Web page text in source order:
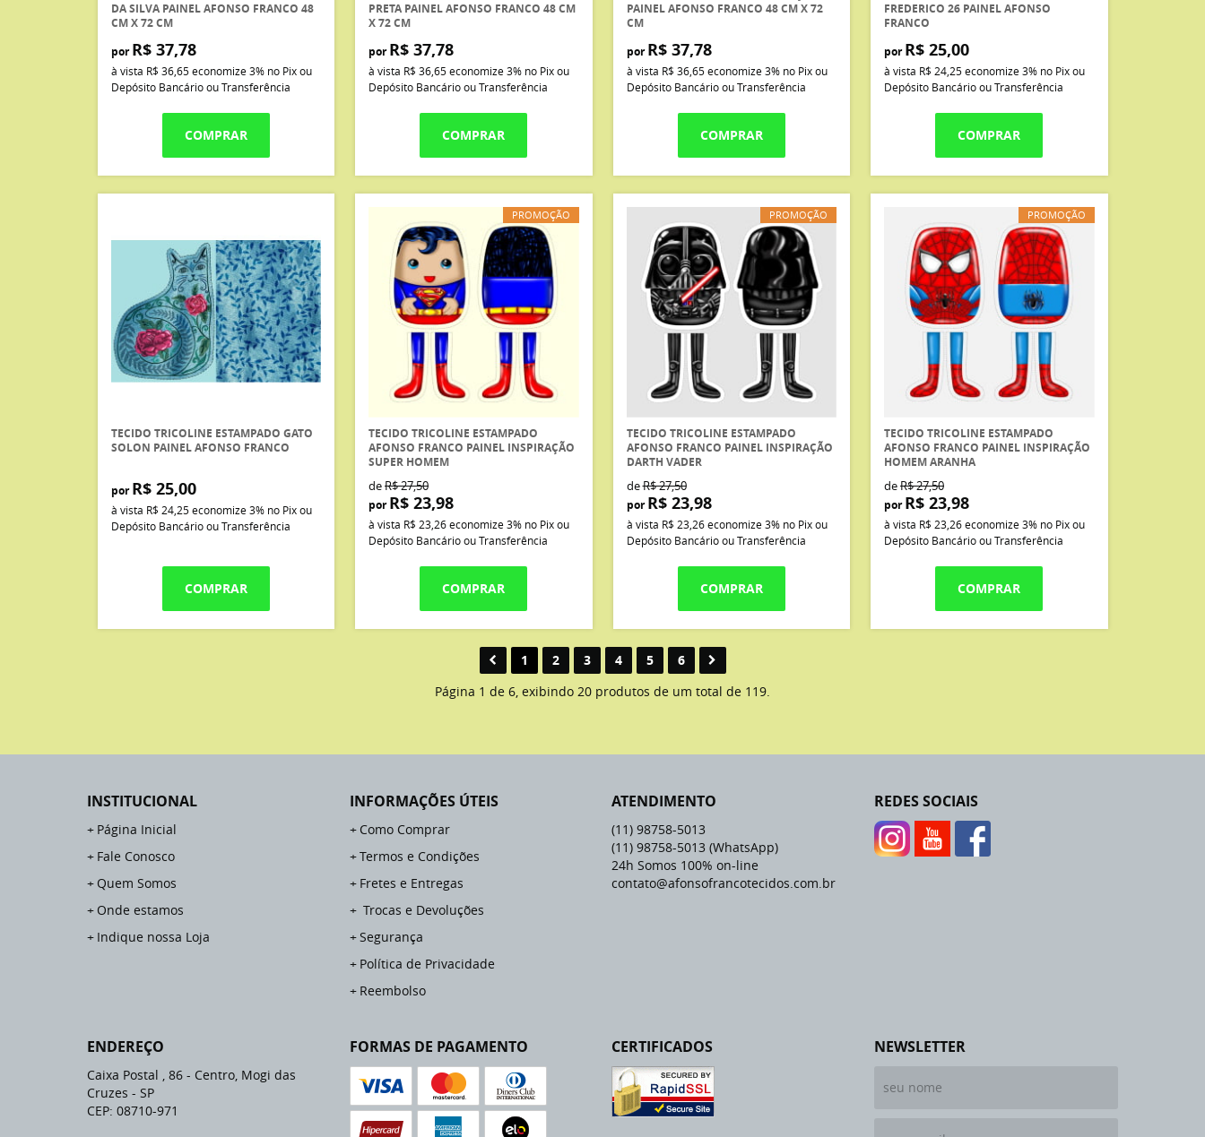
DA SILVA PAINEL AFONSO FRANCO 48
CM X 72 CM
por R$ 37,78
à vista R$ 36,65economize3% no Pix ou
Depósito Bancário ou Transferência
COMPRAR
PRETA PAINEL AFONSO FRANCO 48 CM
X 72 CM
por R$ 37,78
à vista R$ 36,65economize3% no Pix ou
Depósito Bancário ou Transferência
COMPRAR
PAINEL AFONSO FRANCO 48 CM X 72
CM
por R$ 37,78
à vista R$ 36,65economize3% no Pix ou
Depósito Bancário ou Transferência
COMPRAR
FREDERICO 26 PAINEL AFONSO
FRANCO
por R$ 25,00
à vista R$ 24,25economize3% no Pix ou
Depósito Bancário ou Transferência
COMPRAR
TECIDO TRICOLINE ESTAMPADO GATO
SOLON PAINEL AFONSO FRANCO
por R$ 25,00
à vista R$ 24,25economize3% no Pix ou
Depósito Bancário ou Transferência
COMPRAR
PROMOÇÃO
TECIDO TRICOLINE ESTAMPADO
AFONSO FRANCO PAINEL INSPIRAÇÃO
SUPER HOMEM
deR$ 27,50
por R$ 23,98
à vista R$ 23,26economize3% no Pix ou
Depósito Bancário ou Transferência
COMPRAR
PROMOÇÃO
TECIDO TRICOLINE ESTAMPADO
AFONSO FRANCO PAINEL INSPIRAÇÃO
DARTH VADER
deR$ 27,50
por R$ 23,98
à vista R$ 23,26economize3% no Pix ou
Depósito Bancário ou Transferência
COMPRAR
PROMOÇÃO
TECIDO TRICOLINE ESTAMPADO
AFONSO FRANCO PAINEL INSPIRAÇÃO
HOMEM ARANHA
deR$ 27,50
por R$ 23,98
à vista R$ 23,26economize3% no Pix ou
Depósito Bancário ou Transferência
COMPRAR
1 2 3 4 5
6
Página 1 de 6, exibindo 20 produtos de um total de 119.
INSTITUCIONAL
Página Inicial
Fale Conosco
Quem Somos
Onde estamos
Indique nossa Loja
INFORMAÇÕES ÚTEIS
Como Comprar
Termos e Condições
Fretes e Entregas
Trocas e Devoluções
Segurança
Política de Privacidade
Reembolso
ATENDIMENTO
(11) 98758-5013
(11) 98758-5013 (WhatsApp)
24h Somos 100% on-line
contato@afonsofrancotecidos.com.br
REDES SOCIAIS
ENDEREÇO
Caixa Postal , 86 - Centro, Mogi das
Cruzes - SP
CEP: 08710-971
FORMAS DE PAGAMENTO CERTIFICADOS NEWSLETTER